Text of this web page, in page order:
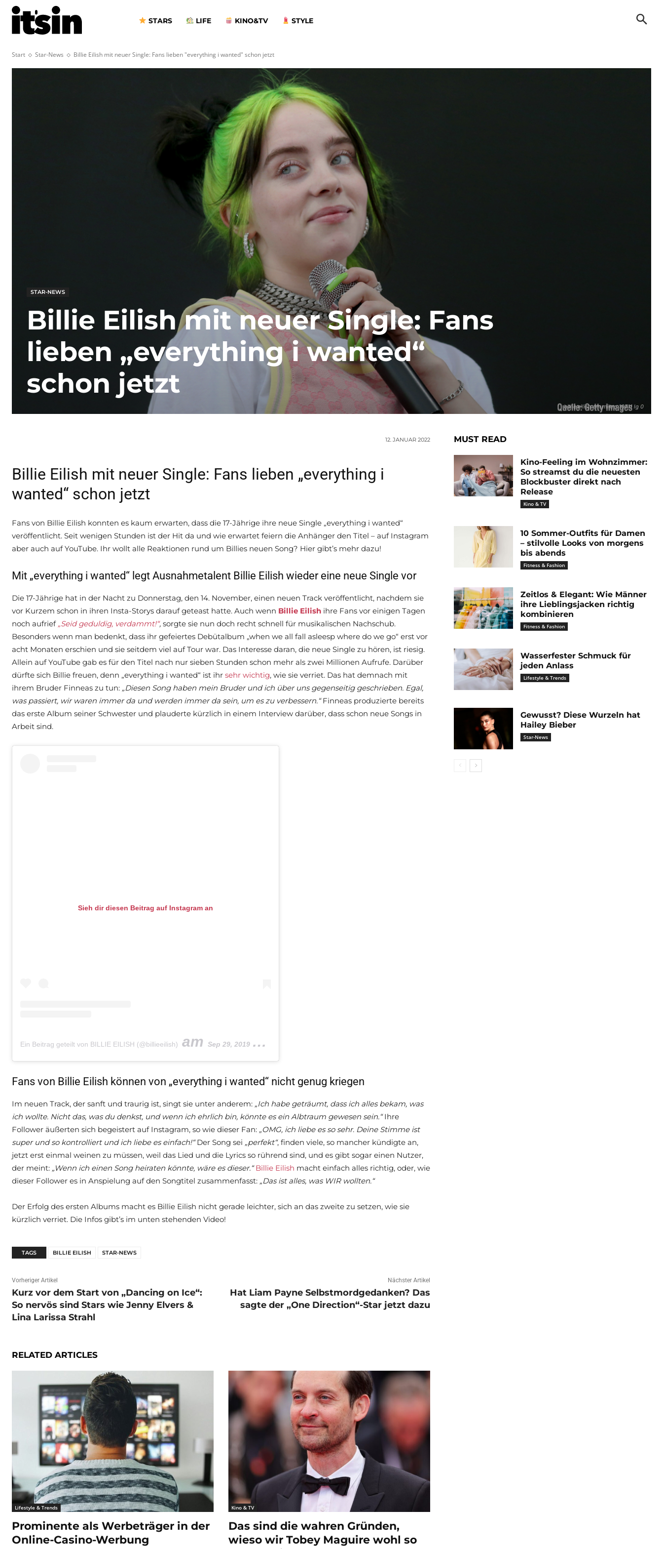
STARS LIFE KINO&TV STYLE
Start Star-News Billie Eilish mit neuer Single: Fans lieben "everything i wanted" schon jetzt
billie eilish am mikro 10711 lg 0
STAR-NEWS
Billie Eilish mit neuer Single: Fans
lieben „everything i wanted“
schon jetzt
12. JANUAR 2022
Billie Eilish mit neuer Single: Fans lieben „everything i
wanted“ schon jetzt
Fans von Billie Eilish konnten es kaum erwarten, dass die 17-Jährige ihre neue Single „everything i wanted“
veröffentlicht. Seit wenigen Stunden ist der Hit da und wie erwartet feiern die Anhänger den Titel – auf Instagram
aber auch auf YouTube. Ihr wollt alle Reaktionen rund um Billies neuen Song? Hier gibt’s mehr dazu!
Mit „everything i wanted“ legt Ausnahmetalent Billie Eilish wieder eine neue Single vor
Die 17-Jährige hat in der Nacht zu Donnerstag, den 14. November, einen neuen Track veröffentlicht, nachdem sie
vor Kurzem schon in ihren Insta-Storys darauf geteast hatte. Auch wenn Billie Eilish ihre Fans vor einigen Tagen
noch aufrief „Seid geduldig, verdammt!“, sorgte sie nun doch recht schnell für musikalischen Nachschub.
Besonders wenn man bedenkt, dass ihr gefeiertes Debütalbum „when we all fall asleesp where do we go“ erst vor
acht Monaten erschien und sie seitdem viel auf Tour war. Das Interesse daran, die neue Single zu hören, ist riesig.
Allein auf YouTube gab es für den Titel nach nur sieben Stunden schon mehr als zwei Millionen Aufrufe. Darüber
dürfte sich Billie freuen, denn „everything i wanted“ ist ihr sehr wichtig, wie sie verriet. Das hat demnach mit
ihrem Bruder Finneas zu tun: „Diesen Song haben mein Bruder und ich über uns gegenseitig geschrieben. Egal,
was passiert, wir waren immer da und werden immer da sein, um es zu verbessern.“Finneas produzierte bereits
das erste Album seiner Schwester und plauderte kürzlich in einem Interview darüber, dass schon neue Songs in
Arbeit sind.
Sieh dir diesen Beitrag auf Instagram an
Ein Beitrag geteilt von BILLIE EILISH (@billieeilish) am Sep 29, 2019 um 2:24 PDT
Fans von Billie Eilish können von „everything i wanted“ nicht genug kriegen
Im neuen Track, der sanft und traurig ist, singt sie unter anderem: „Ich habe geträumt, dass ich alles bekam, was
ich wollte. Nicht das, was du denkst, und wenn ich ehrlich bin, könnte es ein Albtraum gewesen sein.“Ihre
Follower äußerten sich begeistert auf Instagram, so wie dieser Fan: „OMG, ich liebe es so sehr. Deine Stimme ist
super und so kontrolliert und ich liebe es einfach!“Der Song sei „perfekt“, finden viele, so mancher kündigte an,
jetzt erst einmal weinen zu müssen, weil das Lied und die Lyrics so rührend sind, und es gibt sogar einen Nutzer,
der meint: „Wenn ich einen Song heiraten könnte, wäre es dieser.“ Billie Eilish macht einfach alles richtig, oder, wie
dieser Follower es in Anspielung auf den Songtitel zusammenfasst: „Das ist alles, was WIR wollten.“
Der Erfolg des ersten Albums macht es Billie Eilish nicht gerade leichter, sich an das zweite zu setzen, wie sie
kürzlich verriet. Die Infos gibt’s im unten stehenden Video!
TAGS BILLIE EILISH STAR-NEWS
Vorheriger Artikel
Kurz vor dem Start von „Dancing on Ice“:
So nervös sind Stars wie Jenny Elvers &
Lina Larissa Strahl
Nächster Artikel
Hat Liam Payne Selbstmordgedanken? Das
sagte der „One Direction“-Star jetzt dazu
RELATED ARTICLES
Lifestyle & Trends
Prominente als Werbeträger in der
Online-Casino-Werbung
Kino & TV
Das sind die wahren Gründen,
wieso wir Tobey Maguire wohl so
MUST READ
Kino-Feeling im Wohnzimmer:
So streamst du die neuesten
Blockbuster direkt nach
Release
Kino & TV
10 Sommer-Outfits für Damen
– stilvolle Looks von morgens
bis abends
Fitness & Fashion
Zeitlos & Elegant: Wie Männer
ihre Lieblingsjacken richtig
kombinieren
Fitness & Fashion
Wasserfester Schmuck für
jeden Anlass
Lifestyle & Trends
Gewusst? Diese Wurzeln hat
Hailey Bieber
Star-News